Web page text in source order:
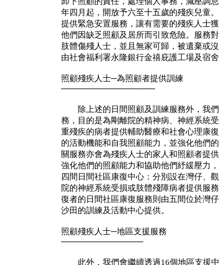
年四月起，開放予六至十五歲的殘疾兒童
提供緊急安置服務，讓有需要的殘疾人士
他們因缺乏照顧及居所而引致危險。服務
肢體傷殘人士，並且無家可歸，被遺棄或
由社會福利署永隆銀行金禧庇護工場及宿
照顧殘疾人士─為照顧者提供訓練
────────────────
除上述的日間照顧及訓練服務外，我們
務，目的是為剛離院的精神病、神經系統
重殘疾的病者提供輔助醫療和社會心理康
的活動機能和自我照顧能力，並強化他們
關服務亦會為殘疾人士的家人和照顧者提
強化他們的照顧能力和協助他們紓緩壓力
四間日間社區康復中心：分別設在灣仔、
院的神經系統受損或肢體殘障病者提供服
復者的日間社區康復服務則由五間位於灣
沙田的訓練及活動中心提供。
照顧殘疾人士─地區支援服務
──────────────
此外，我們會繼續透過16個地區支援中